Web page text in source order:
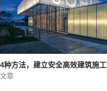
4种方法，建立安全高效建筑施
文章